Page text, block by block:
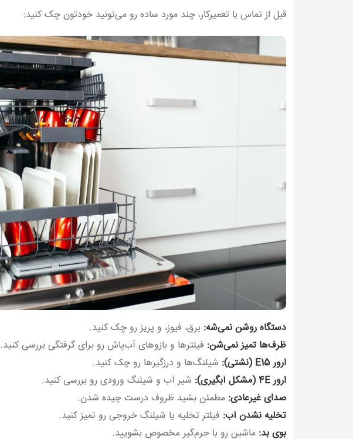
قبل از تماس با تعمیرکار، چند مورد ساده رو می‌تونید خودتون چک کنید:
دستگاه روشن نمی‌شه: برق، فیوز، و پریز رو چک کنید.
ظرف‌ها تمیز نمی‌شن: فیلترها و بازوهای آب‌پاش رو برای گرفتگی بررسی کنید.
ارور E15 (نشتی):
شیلنگ‌ها و درزگیرها رو چک کنید.
ارور 4E (مشکل آبگیری):
شیر آب و شیلنگ ورودی رو بررسی کنید.
صدای غیرعادی: مطمئن بشید ظروف درست چیده شدن.
تخلیه نشدن آب: فیلتر تخلیه یا شیلنگ خروجی رو تمیز کنید.
بوی بد: ماشین رو با جرم‌گیر مخصوص بشویید.